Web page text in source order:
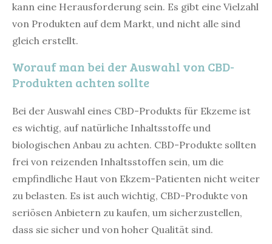
kann eine Herausforderung sein. Es gibt eine Vielzahl
von Produkten auf dem Markt, und nicht alle sind
gleich erstellt.
Worauf man bei der Auswahl von CBD-
Produkten achten sollte
Bei der Auswahl eines CBD-Produkts für Ekzeme ist
es wichtig, auf natürliche Inhaltsstoffe und
biologischen Anbau zu achten. CBD-Produkte sollten
frei von reizenden Inhaltsstoffen sein, um die
empfindliche Haut von Ekzem-Patienten nicht weiter
zu belasten. Es ist auch wichtig, CBD-Produkte von
seriösen Anbietern zu kaufen, um sicherzustellen,
dass sie sicher und von hoher Qualität sind.